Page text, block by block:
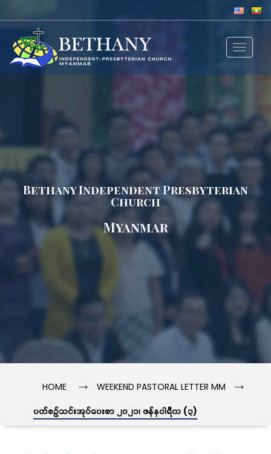
Toggle
Bethany Independent Presbyterian
Church
Myanmar
HOME → WEEKEND PASTORAL LETTER MM →
ပတ်စဉ်သင်းအုပ်ပေးစာ ၂၀၂၁၊ ဇန်နဝါရီလ (၃)